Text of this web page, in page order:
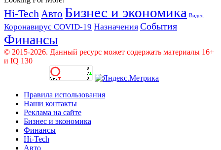
Hi-Tech Авто Бизнес и экономика Видео
Коронавирус COVID-19 Назначения События
Финансы
© 2015-2026. Данный ресурс может содержать материалы 16+
и IQ 130
Правила использования
Наши контакты
Реклама на сайте
Бизнес и экономика
Финансы
Hi-Tech
Авто